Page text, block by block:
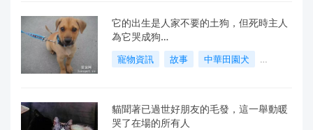
它的出生是人家不要的土狗，但死時主人
為它哭成狗…
寵物資訊 故事
中華田園犬
貓聞著已過世好朋友的毛發，這一舉動暖
哭了在場的所有人